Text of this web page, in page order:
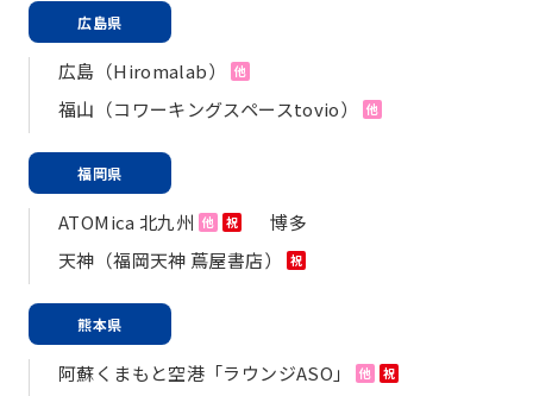
広島県
広島（Hiromalab） 他
福山（コワーキングスペースtovio） 他
福岡県
ATOMica 北九州 他 祝
博多
天神（福岡天神 蔦屋書店）
祝
熊本県
阿蘇くまもと空港「ラウンジASO」 他 祝